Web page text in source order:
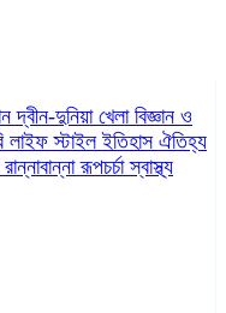
দ্বীন-দুনিয়া খেলা বিজ্ঞান ও
লাইফ স্টাইলইতিহাস ঐতিহ্য
রান্নাবান্নারূপচর্চাস্বাস্থ্য